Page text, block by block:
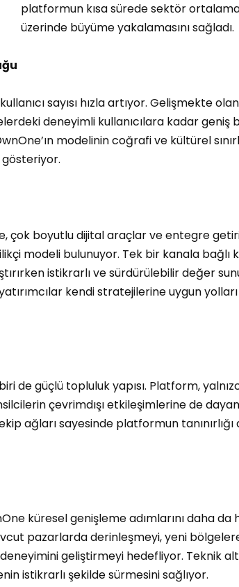
platformun kısa sürede sektör
üzerinde büyüme yakalamasını sağladı.
sayısı hızla artıyor. Gelişmekte
deneyimli kullanıcılara kadar geniş
modelinin coğrafi ve kültürel
çok boyutlu dijital araçlar ve entegre
modeli bulunuyor. Tek bir kanala bağlı
istikrarlı ve sürdürülebilir değer
kendi stratejilerine uygun
de güçlü topluluk yapısı. Platform,
çevrimdışı etkileşimlerine de
ağları sayesinde platformun
küresel genişleme adımlarını daha da
pazarlarda derinleşmeyi, yeni
geliştirmeyi hedefliyor. Teknik
istikrarlı şekilde sürmesini sağlıyor.